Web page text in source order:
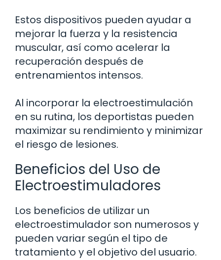
Estos dispositivos pueden ayudar a
mejorar la fuerza y la resistencia
muscular, así como acelerar la
recuperación después de
entrenamientos intensos.
Al incorporar la electroestimulación
en su rutina, los deportistas pueden
maximizar su rendimiento y minimizar
el riesgo de lesiones.
Beneficios del Uso de
Electroestimuladores
Los beneficios de utilizar un
electroestimulador son numerosos y
pueden variar según el tipo de
tratamiento y el objetivo del usuario.